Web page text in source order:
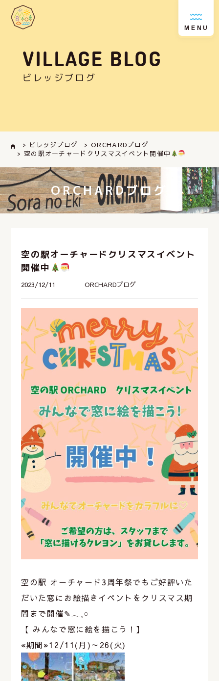
MENU
VILLAGE BLOG
ビレッジブログ
> ビレッジブログ
> ORCHARDブログ
> 空の駅オーチャードクリスマスイベント開催中
ORCHARDブログ
空の駅オーチャードクリスマスイベント
開催中
2023/12/11 ORCHARDブログ
空の駅 オーチャード3周年祭でもご好評いた
だいた窓にお絵描きイベントをクリスマス期
間まで開催✎‎𓂃𓈒𓏸
【 みんなで窓に絵を描こう！】
«期間»12/11(月)～26(火)